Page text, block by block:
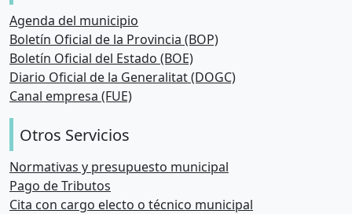
Agenda del municipio
Boletín Oficial de la Provincia (BOP)
Boletín Oficial del Estado (BOE)
Diario Oficial de la Generalitat (DOGC)
Canal empresa (FUE)
Otros Servicios
Normativas y presupuesto municipal
Pago de Tributos
Cita con cargo electo o técnico municipal